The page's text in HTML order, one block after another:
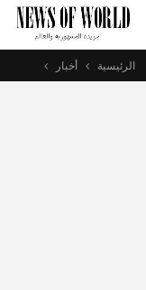
الرئيسية أخبار